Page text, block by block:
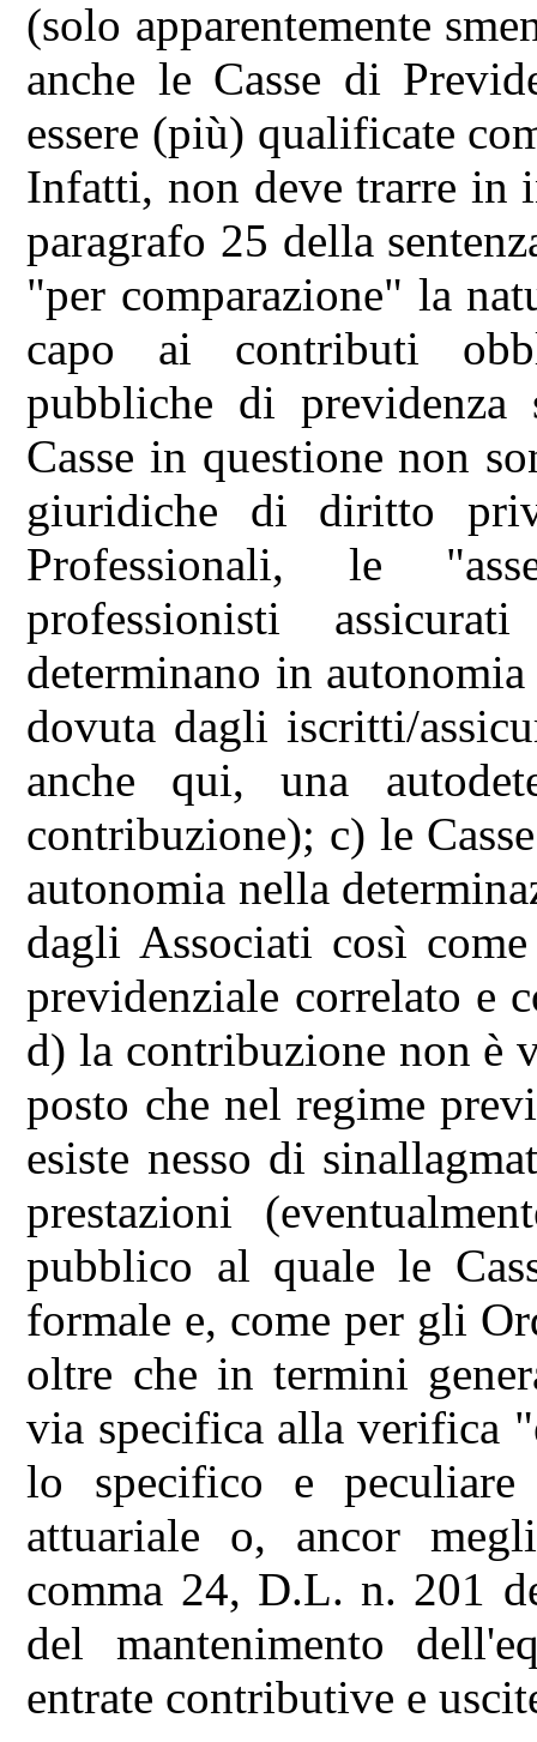
(solo apparentemente
anche le Casse di
essere (più) qualificate
Infatti, non deve trarre in
paragrafo 25 della
"per comparazione" la
capo ai contributi
pubbliche di
Casse in questione non
giuridiche di diritto
Professionali, le
professionisti
determinano in
dovuta dagli iscritti/
anche qui, una
contribuzione); c) le
autonomia nella
dagli Associati così
previdenziale correlato e
d) la contribuzione non è
posto che nel regime
esiste nesso di
prestazioni
pubblico al quale le
formale e, come per gli
oltre che in termini
via specifica alla verifica
lo specifico e
attuariale o, ancor
comma 24, D.L. n. 201
del mantenimento
entrate contributive e